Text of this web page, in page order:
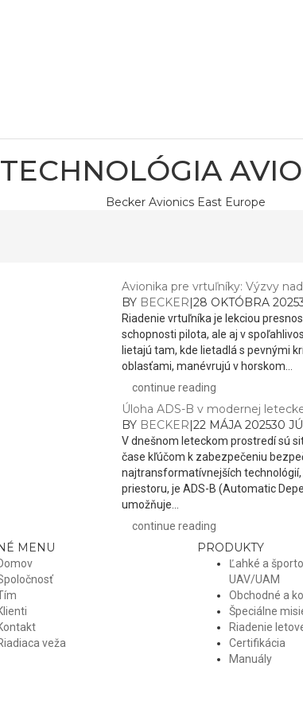
TECHNOLÓGIA
Becker Avionics East Europe
Avionika pre vrtuľníky: Výzvy
BY BECKER|28 OKTÓBRA 2025
Riadenie vrtuľníka je lekciou
schopnosti pilota, ale aj v
lietajú tam, kde lietadlá s pevnými
oblasťami, manévrujú v horskom...
continue reading
Úloha ADS-B v modernej
BY BECKER|22 MÁJA 202530
V dnešnom leteckom prostredí sú
čase kľúčom k zabezpečeniu
najtransformatívnejších
priestoru, je ADS-B (Automatic
umožňuje...
continue reading
MENU
veža
PRODUKTY
Ľahké a
UAV/UAM
Obchodné a
Špeciálne
Riadenie
Certifikácia
Manuály